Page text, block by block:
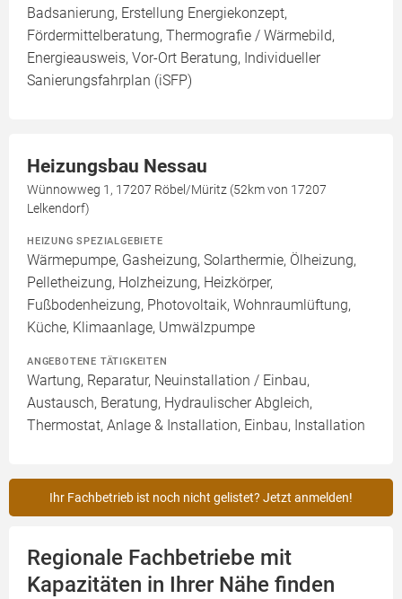
Badsanierung, Erstellung Energiekonzept,
Fördermittelberatung, Thermografie / Wärmebild,
Energieausweis, Vor-Ort Beratung, Individueller
Sanierungsfahrplan (iSFP)
Heizungsbau Nessau
Wünnowweg 1, 17207 Röbel/Müritz (52km von 17207
Lelkendorf)
HEIZUNG SPEZIALGEBIETE
Wärmepumpe, Gasheizung, Solarthermie, Ölheizung,
Pelletheizung, Holzheizung, Heizkörper,
Fußbodenheizung, Photovoltaik, Wohnraumlüftung,
Küche, Klimaanlage, Umwälzpumpe
ANGEBOTENE TÄTIGKEITEN
Wartung, Reparatur, Neuinstallation / Einbau,
Austausch, Beratung, Hydraulischer Abgleich,
Thermostat, Anlage & Installation, Einbau, Installation
Ihr Fachbetrieb ist noch nicht gelistet? Jetzt anmelden!
Regionale Fachbetriebe mit
Kapazitäten in Ihrer Nähe finden